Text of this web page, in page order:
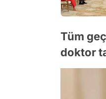
Tüm
doktor